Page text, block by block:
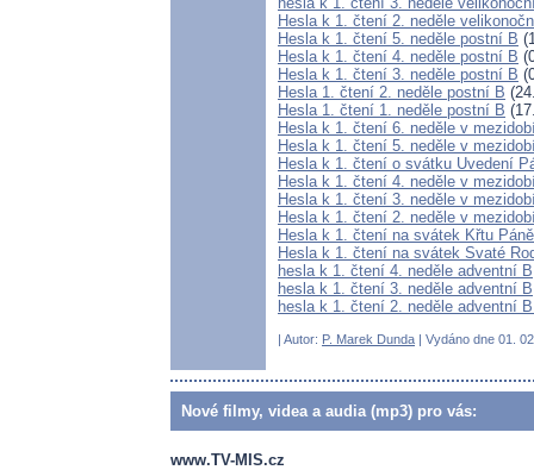
Hesla k 1. čtení 2. neděle
Hesla k 1. čtení 5. neděle postní B
Hesla k 1. čtení 4. neděle postní B
Hesla k 1. čtení 3. neděle postní B
Hesla 1. čtení 2. neděle postní B
Hesla 1. čtení 1. neděle postní B
Hesla k 1. čtení 6. neděle v
Hesla k 1. čtení 5. neděle v
Hesla k 1. čtení o svátku Uvedení
Hesla k 1. čtení 4. neděle v
Hesla k 1. čtení 3. neděle v
Hesla k 1. čtení 2. neděle v
Hesla k 1. čtení na svátek Křtu
Hesla k 1. čtení na svátek Svaté
hesla k 1. čtení 4. neděle adventní B
hesla k 1. čtení 3. neděle adventní B
hesla k 1. čtení 2. neděle adventní
| Autor: P. Marek Dunda | Vydáno dne 01.
Nové filmy, videa a audia (mp3) pro vás:
www.TV-MIS.cz